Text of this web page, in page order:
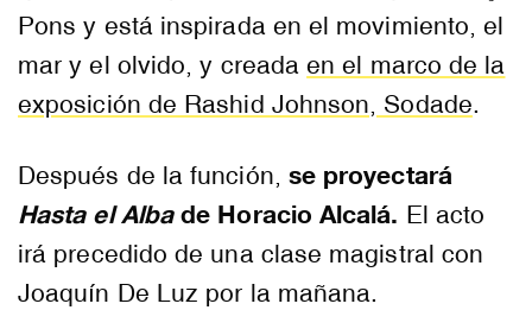
Pons y está inspirada en el movimiento, el
mar y el olvido, y creadaen el marco de la
exposición de Rashid Johnson, Sodade.
Después de la función, se proyectará
Hasta el Albade Horacio Alcalá. El acto
irá precedido de una clase magistral con
Joaquín De Luz por la mañana.